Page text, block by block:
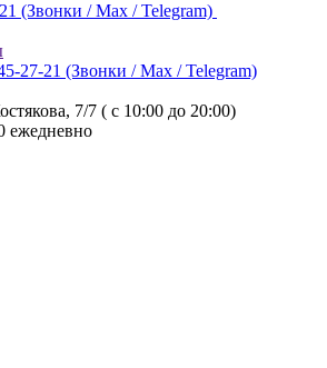
(Звонки / Max / Telegram)
27-21 (Звонки / Max / Telegram)
7/7 ( с 10:00 до 20:00)
ежедневно